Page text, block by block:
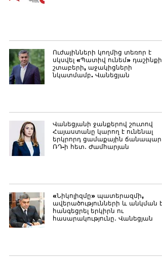
Ուժայինների կողմից տեռոր է
սկսվել «Պատիվ ունեմ» դաշինքի
շտաբերի, աջակիցների
նկատմամբ. Վանեցյան
Վանեցյանի ջանքերով շուտով
Հայաստանը կարող է ունենալ
երկրորդ ցամաքային
ՌԴ-ի հետ․ Ժամհարյան
«Նիկոլիզմը» պատերազմի,
ավերածությունների և անկման է
հանգեցրել երկիրն ու
հասարակությունը․ Վանեցյան